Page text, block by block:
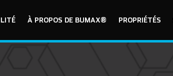
À PROPOS DE BUMAX® PROPRIÉTÉS